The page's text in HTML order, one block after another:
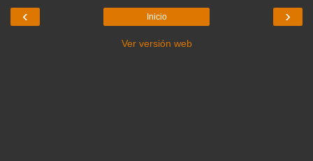
‹ ›
Inicio
Ver versión web